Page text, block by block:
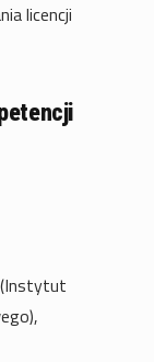
licencji
(Instytut